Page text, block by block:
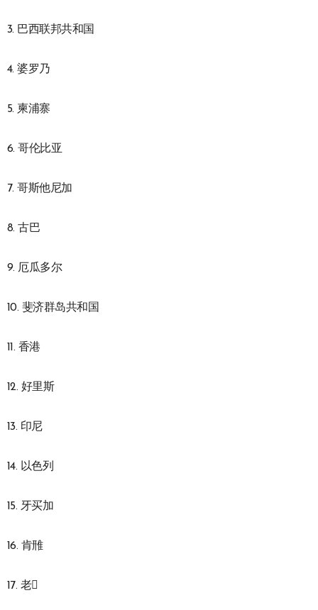
3. 巴西联邦共和国
4. 婆罗乃
5. 柬浦寨
6. 哥伦比亚
7. 哥斯他尼加
8. 古巴
9. 厄瓜多尔
10. 斐济群岛共和国
11. 香港
12. 好里斯
13. 印尼
14. 以色列
15. 牙买加
16. 肯雃
17. 老